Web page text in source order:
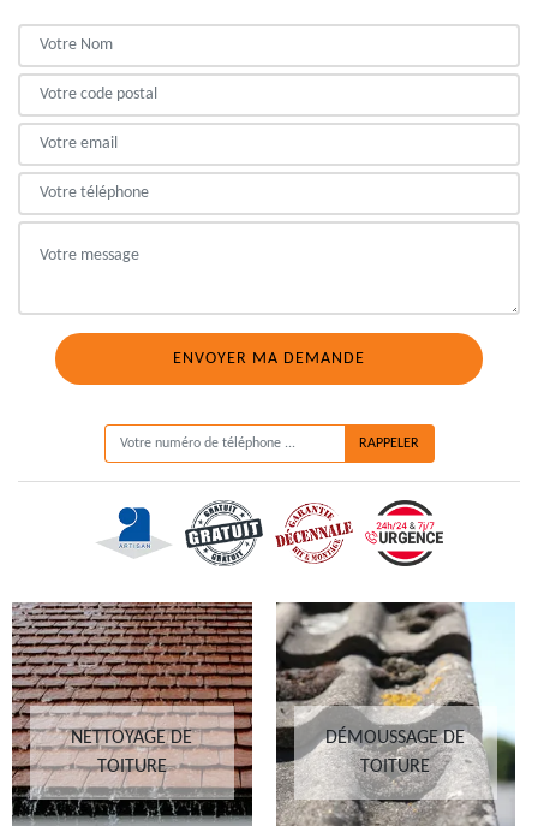
NETTOYAGE DE
TOITURE
DÉMOUSSAGE DE
TOITURE